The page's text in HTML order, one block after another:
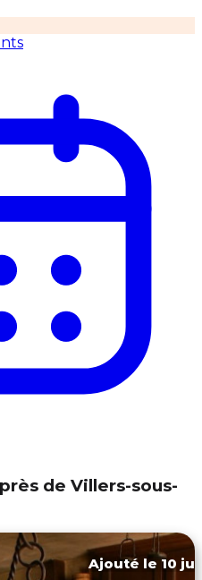
de Villers-sous-
Ajouté le 10